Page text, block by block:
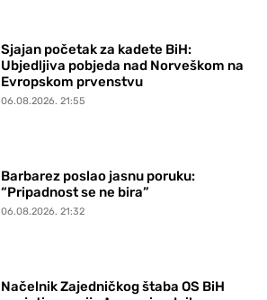
Sjajan početak za kadete BiH:
Ubjedljiva pobjeda nad Norveškom na
Evropskom prvenstvu
06.08.2026. 21:55
Barbarez poslao jasnu poruku:
“Pripadnost se ne bira”
06.08.2026. 21:32
Načelnik Zajedničkog štaba OS BiH